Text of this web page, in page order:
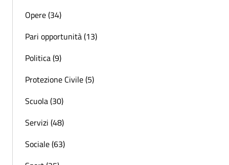
Opere (34)
Pari opportunità (13)
Politica (9)
Protezione Civile (5)
Scuola (30)
Servizi (48)
Sociale (63)